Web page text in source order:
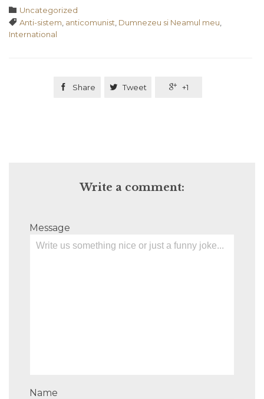
 Category
Uncategorized
 Tags
Anti-sistem anticomunist Dumnezeu si Neamul meu
International
 Share  Tweet  +1
Write a comment:
Message
Name